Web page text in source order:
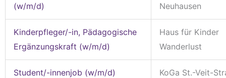
(w/m/d)
Neuhausen
Kinderpfleger/-in, Pädagogische
Ergänzungskraft (w/m/d)
Haus für Kinder
Wanderlust
Student/-innenjob (w/m/d) KoGa St.-Veit-